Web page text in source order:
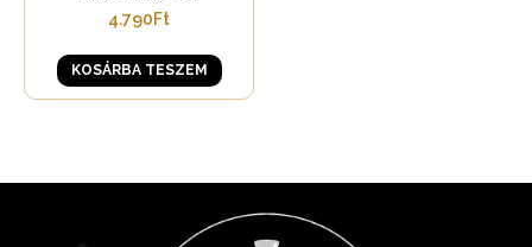
4.790Ft
KOSÁRBA TESZEM